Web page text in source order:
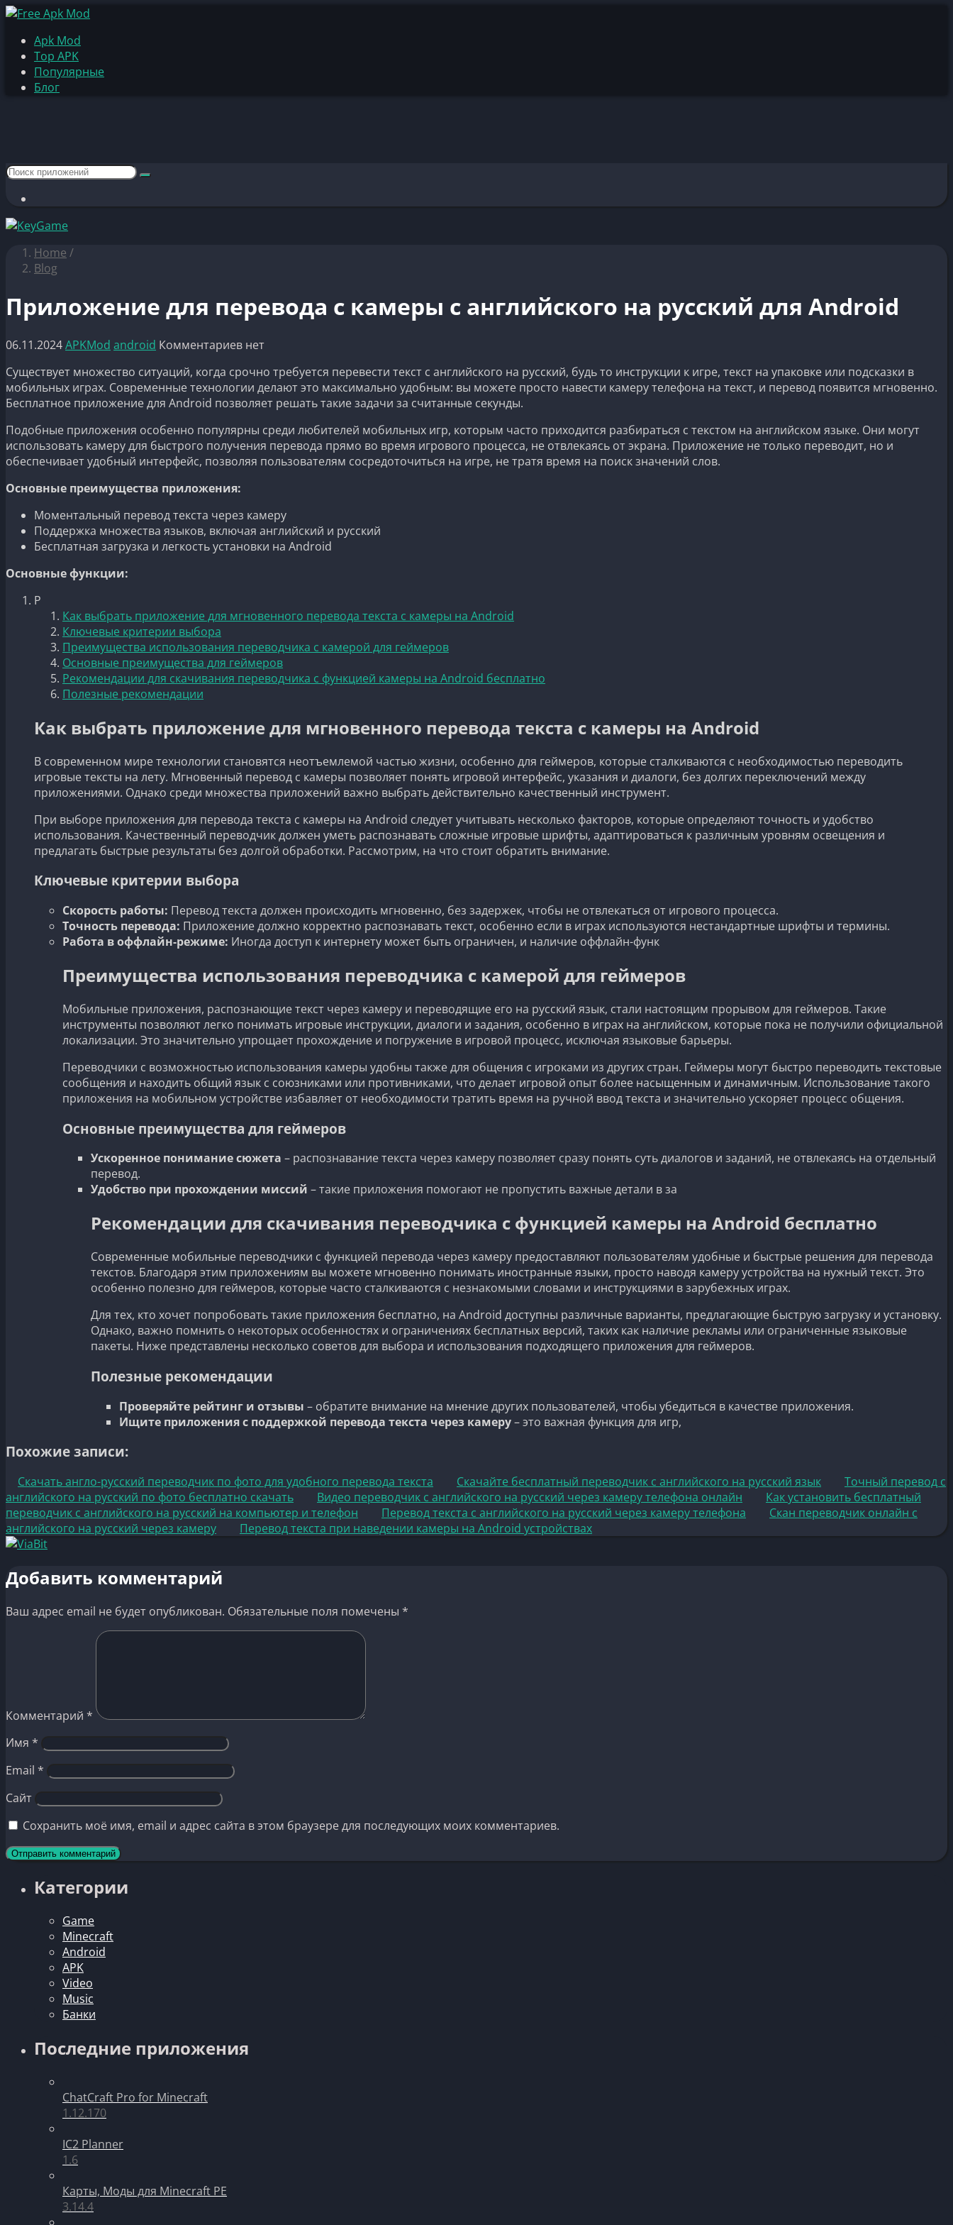
Apk Mod
Top APK
Популярные
Блог
Home /
Blog
Приложение для перевода с камеры с английского на русский для Android
06.11.2024APKMod android Комментариев нет
Существует множество ситуаций, когда срочно требуется перевести текст с английского на русский, будь то инструкции к игре, текст на упаковке или подсказки в
мобильных играх. Современные технологии делают это максимально удобным: вы можете просто навести камеру телефона на текст, и перевод появится мгновенно.
Бесплатное приложение для Android позволяет решать такие задачи за считанные секунды.
Подобные приложения особенно популярны среди любителей мобильных игр, которым часто приходится разбираться с текстом на английском языке. Они могут
использовать камеру для быстрого получения перевода прямо во время игрового процесса, не отвлекаясь от экрана. Приложение не только переводит, но и
обеспечивает удобный интерфейс, позволяя пользователям сосредоточиться на игре, не тратя время на поиск значений слов.
Основные преимущества приложения:
Моментальный перевод текста через камеру
Поддержка множества языков, включая английский и русский
Бесплатная загрузка и легкость установки на Android
Основные функции:
Р
Как выбрать приложение для мгновенного перевода текста с камеры на Android
Ключевые критерии выбора
Преимущества использования переводчика с камерой для геймеров
Основные преимущества для геймеров
Рекомендации для скачивания переводчика с функцией камеры на Android бесплатно
Полезные рекомендации
Как выбрать приложение для мгновенного перевода текста с камеры на Android
В современном мире технологии становятся неотъемлемой частью жизни, особенно для геймеров, которые сталкиваются с необходимостью переводить
игровые тексты на лету. Мгновенный перевод с камеры позволяет понять игровой интерфейс, указания и диалоги, без долгих переключений между
приложениями. Однако среди множества приложений важно выбрать действительно качественный инструмент.
При выборе приложения для перевода текста с камеры на Android следует учитывать несколько факторов, которые определяют точность и удобство
использования. Качественный переводчик должен уметь распознавать сложные игровые шрифты, адаптироваться к различным уровням освещения и
предлагать быстрые результаты без долгой обработки. Рассмотрим, на что стоит обратить внимание.
Ключевые критерии выбора
Скорость работы: Перевод текста должен происходить мгновенно, без задержек, чтобы не отвлекаться от игрового процесса.
Точность перевода: Приложение должно корректно распознавать текст, особенно если в играх используются нестандартные шрифты и термины.
Работа в оффлайн-режиме: Иногда доступ к интернету может быть ограничен, и наличие оффлайн-функ
Преимущества использования переводчика с камерой для геймеров
Мобильные приложения, распознающие текст через камеру и переводящие его на русский язык, стали настоящим прорывом для геймеров. Такие
инструменты позволяют легко понимать игровые инструкции, диалоги и задания, особенно в играх на английском, которые пока не получили официальной
локализации. Это значительно упрощает прохождение и погружение в игровой процесс, исключая языковые барьеры.
Переводчики с возможностью использования камеры удобны также для общения с игроками из других стран. Геймеры могут быстро переводить текстовые
сообщения и находить общий язык с союзниками или противниками, что делает игровой опыт более насыщенным и динамичным. Использование такого
приложения на мобильном устройстве избавляет от необходимости тратить время на ручной ввод текста и значительно ускоряет процесс общения.
Основные преимущества для геймеров
Ускоренное понимание сюжета – распознавание текста через камеру позволяет сразу понять суть диалогов и заданий, не отвлекаясь на отдельный
перевод.
Удобство при прохождении миссий – такие приложения помогают не пропустить важные детали в за
Рекомендации для скачивания переводчика с функцией камеры на Android бесплатно
Современные мобильные переводчики с функцией перевода через камеру предоставляют пользователям удобные и быстрые решения для перевода
текстов. Благодаря этим приложениям вы можете мгновенно понимать иностранные языки, просто наводя камеру устройства на нужный текст. Это
особенно полезно для геймеров, которые часто сталкиваются с незнакомыми словами и инструкциями в зарубежных играх.
Для тех, кто хочет попробовать такие приложения бесплатно, на Android доступны различные варианты, предлагающие быструю загрузку и установку.
Однако, важно помнить о некоторых особенностях и ограничениях бесплатных версий, таких как наличие рекламы или ограниченные языковые
пакеты. Ниже представлены несколько советов для выбора и использования подходящего приложения для геймеров.
Полезные рекомендации
Проверяйте рейтинг и отзывы – обратите внимание на мнение других пользователей, чтобы убедиться в качестве приложения.
Ищите приложения с поддержкой перевода текста через камеру– это важная функция для игр,
Похожие записи:
Скачать англо-русский переводчик по фото для удобного перевода текста Скачайте бесплатный переводчик с английского на русский язык
Точный перевод с
английского на русский по фото бесплатно скачать
Видео переводчик с английского на русский через камеру телефона онлайн
Как установить бесплатный
переводчик с английского на русский на компьютер и телефон
Перевод текста с английского на русский через камеру телефона
Скан переводчик онлайн с
английского на русский через камеру
Перевод текста при наведении камеры на Android устройствах
Добавить комментарий
Ваш адрес email не будет опубликован. Обязательные поля помечены *
Комментарий *
Имя *
Email *
Сайт
Сохранить моё имя, email и адрес сайта в этом браузере для последующих моих комментариев.
Категории
Game
Minecraft
Android
APK
Video
Music
Банки
Последние приложения
ChatCraft Pro for Minecraft
1.12.170
IC2 Planner
1.6
Карты, Моды для Minecraft PE
3.14.4